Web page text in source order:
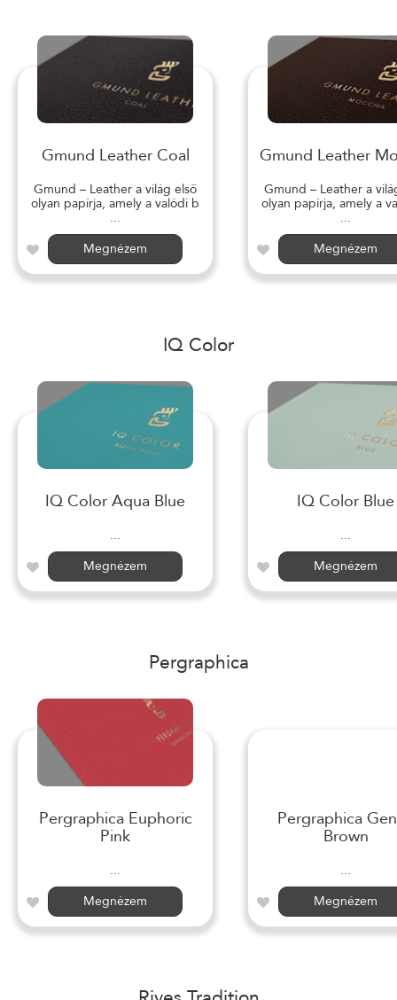
Gmund Leather Coal
Gmund – Leather a világ első
olyan papírja, amely a valódi b
...
Megnézem
Gmund Leather
Gmund – Leather a
olyan papírja, amely a
...
Megnézem
IQ Color
IQ Color Aqua Blue
...
Megnézem
IQ Color Blue
...
Megnézem
Pergraphica
Pergraphica Euphoric
Pink
...
Megnézem
Pergraphica
Brown
...
Megnézem